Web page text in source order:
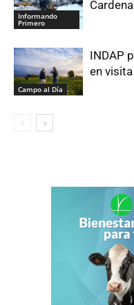
Informando
Primero
Campo al Día
INDAP
en